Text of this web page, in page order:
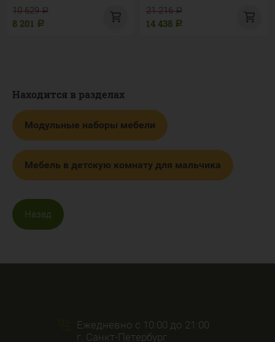
10 629 Р
8 201 Р
21 216 Р
14 438 Р
Находится в разделах
Модульные наборы мебели
Мебель в детскую комнату для мальчика
Назад
Ежедневно с 10:00 до 21:00
г. Санкт-Петербург